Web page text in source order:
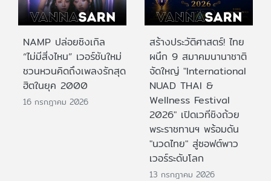
NAMP ปล่อยซิงเกิล
“ไม่มีสิ่งไหน” เวอร์ชันใหม่
ชวนหวนคิดถึงเพลงรักสุด
ฮิตในยุค 2000
16 กรกฎาคม 2026
สร้างประวัติศาสตร์! ไทย
ผนึก 9 สมาคมนานาชาติ
จัดใหญ่ "International
NUAD THAI &
Wellness Festival
2026" เปิดเวทีชิงถ้วย
พระราชทานฯ พร้อมดัน
"นวดไทย" สู่ซอฟต์พาว
เวอร์ระดับโลก
13 กรกฎาคม 2026